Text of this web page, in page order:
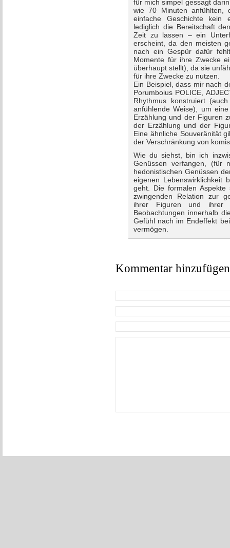
für mich simpel gessagt
wie 70 Minuten
einfache Geschichte kein
lediglich die Bereitschaft
Zeit zu lassen – ein
erscheint, da den meisten
nach ein Gespür dafür
Momente für ihre Zwecke
überhaupt stellt), da sie
für ihre Zwecke zu nutzen.
Ein Beispiel, dass mir nach
Porumboius POLICE,
Rhythmus konstruiert
anfühlende Weise), um
Erzählung und der Figuren
der Erzählung und der
Eine ähnliche Souveränität
der Verschränkung von
Wie du siehst, bin ich
Genüssen verfangen, (für
hedonistischen Genüssen
eigenen Lebenswirklichkeit
geht. Die formalen
zwingenden Relation zur
ihrer Figuren und ihrer
Beobachtungen innerhalb
Gefühl nach im Endeffekt
vermögen.
Kommentar hinzufügen